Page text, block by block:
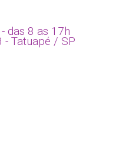
das 8 as 17h
- Tatuapé / SP